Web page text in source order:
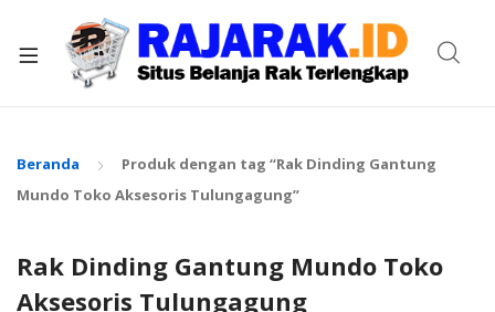
Beranda
Produk dengan tag “Rak Dinding Gantung
Mundo Toko Aksesoris Tulungagung”
Rak Dinding Gantung Mundo Toko
Aksesoris Tulungagung